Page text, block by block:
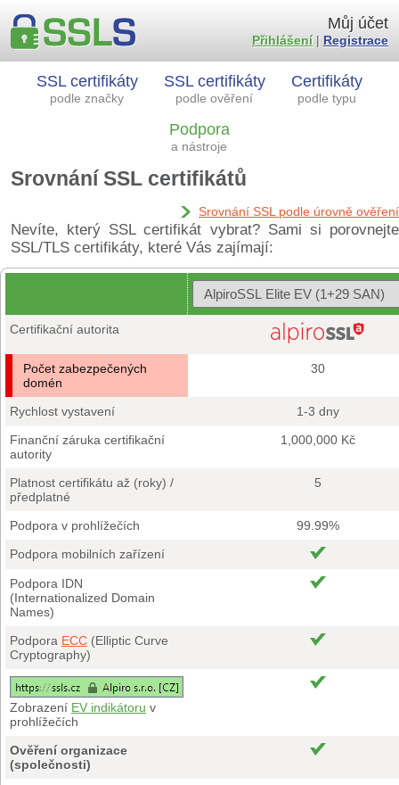
SSL certifikáty
podle značky
SSL certifikáty
podle ověření
Certifikáty
podle typu
Podpora
a nástroje
Můj účet
Přihlášení| Registrace
Srovnání SSL certifikátů
Srovnání SSL podle úrovně ověření
Nevíte, který SSL certifikát vybrat? Sami si porovnejte
SSL/TLS certifikáty, které Vás zajímají:
Certifikační autorita
Počet zabezpečených
domén
30
Rychlost vystavení
1-3 dny
Finanční záruka certifikační
autority
1,000,000 Kč
Platnost certifikátu až (roky) /
předplatné
5
Podpora v prohlížečích
99.99%
Podpora mobilních zařízení
Podpora IDN
(Internationalized Domain
Names)
Podpora ECC (Elliptic Curve
Cryptography)
Zobrazení EV indikátoru v
prohlížečích
Ověření organizace
(společnosti)